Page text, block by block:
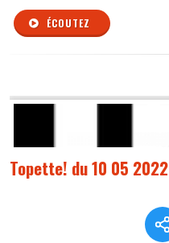
ÉCOUTEZ
Topette! du 10 05 2022